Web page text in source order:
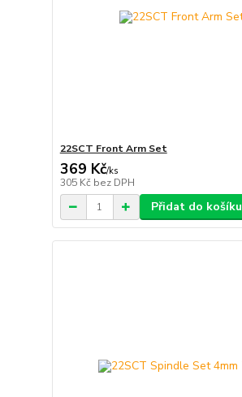
22SCT Front Arm Set
369 Kč/ks
305 Kč bez DPH
Přidat do košíku